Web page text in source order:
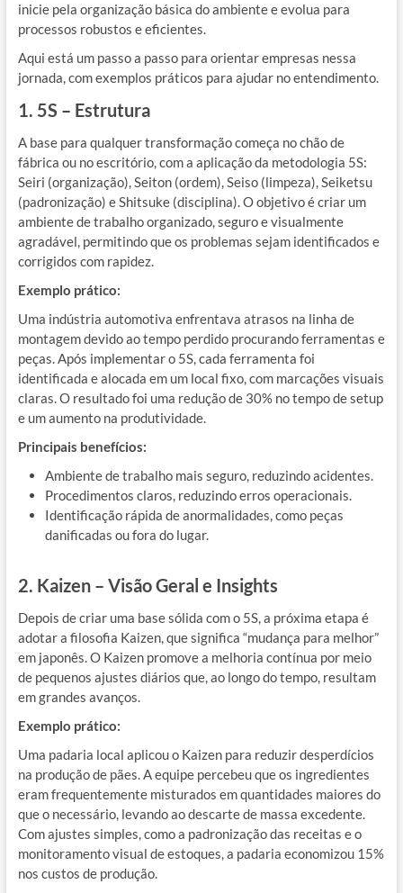
inicie pela organização básica do ambiente e evolua para
processos robustos e eficientes.
Aqui está um passo a passo para orientar empresas nessa
jornada, com exemplos práticos para ajudar no entendimento.
1. 5S – Estrutura
A base para qualquer transformação começa no chão de
fábrica ou no escritório, com a aplicação da metodologia 5S:
Seiri (organização), Seiton (ordem), Seiso (limpeza), Seiketsu
(padronização) e Shitsuke (disciplina). O objetivo é criar um
ambiente de trabalho organizado, seguro e visualmente
agradável, permitindo que os problemas sejam identificados e
corrigidos com rapidez.
Exemplo prático:
Uma indústria automotiva enfrentava atrasos na linha de
montagem devido ao tempo perdido procurando ferramentas e
peças. Após implementar o 5S, cada ferramenta foi
identificada e alocada em um local fixo, com marcações visuais
claras. O resultado foi uma redução de 30% no tempo de setup
e um aumento na produtividade.
Principais benefícios:
Ambiente de trabalho mais seguro, reduzindo acidentes.
Procedimentos claros, reduzindo erros operacionais.
Identificação rápida de anormalidades, como peças
danificadas ou fora do lugar.
2. Kaizen – Visão Geral e Insights
Depois de criar uma base sólida com o 5S, a próxima etapa é
adotar a filosofia Kaizen, que significa “mudança para melhor”
em japonês. O Kaizen promove a melhoria contínua por meio
de pequenos ajustes diários que, ao longo do tempo, resultam
em grandes avanços.
Exemplo prático:
Uma padaria local aplicou o Kaizen para reduzir desperdícios
na produção de pães. A equipe percebeu que os ingredientes
eram frequentemente misturados em quantidades maiores do
que o necessário, levando ao descarte de massa excedente.
Com ajustes simples, como a padronização das receitas e o
monitoramento visual de estoques, a padaria economizou 15%
nos custos de produção.